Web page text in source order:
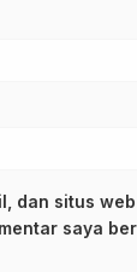
dan situs
saya